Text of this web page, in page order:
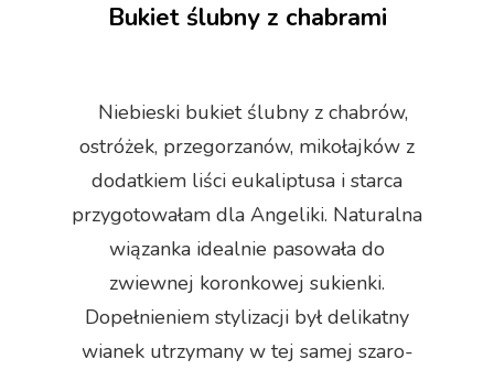
Bukiet ślubny z chabrami
Niebieski bukiet ślubny z chabrów,
ostróżek, przegorzanów, mikołajków z
dodatkiem liści eukaliptusa i starca
przygotowałam dla Angeliki. Naturalna
wiązanka idealnie pasowała do
zwiewnej koronkowej sukienki.
Dopełnieniem stylizacji był delikatny
wianek utrzymany w tej samej szaro-